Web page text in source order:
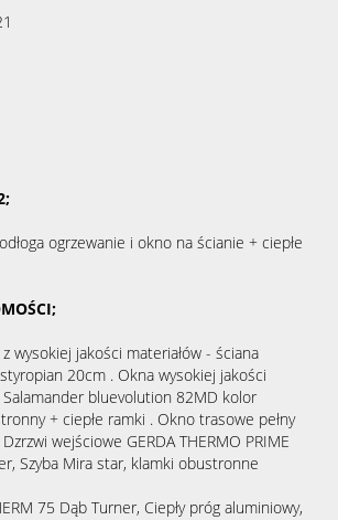
ogrzewanie i okno na ścianie + ciepłe
wysokiej jakości materiałów - ściana
20cm . Okna wysokiej jakości
bluevolution 82MD kolor
+ ciepłe ramki . Okno trasowe pełny
wejściowe GERDA THERMO PRIME
Szyba Mira star, klamki obustronne
75 Dąb Turner, Ciepły próg aluminiowy,